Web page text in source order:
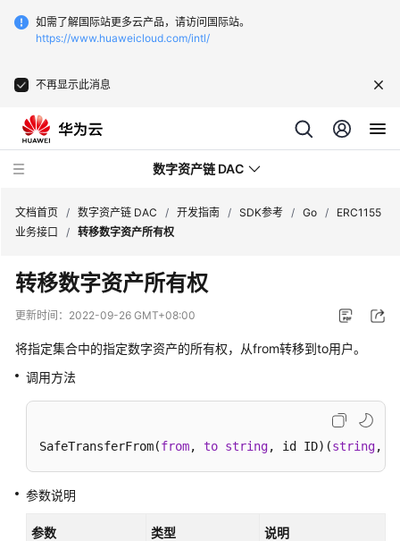
如需了解国际站更多云产品，请访问国际站。
https://www.huaweicloud.com/intl/
不再显示此消息
数字资产链 DAC
最
新
动
产
品
快
速
门
文档首页 / 数字资产链 DAC / 开发指南 / SDK参考 / Go /
ERC1155
业务接口
/ 转移数字资产所有权
转移数字资产所有权
更新时间： 2022-09-26 GMT+08:00
将指定集合中的指定数字资产的所有权，从from转移到to用户。
调用方法
SafeTransferFrom(from, to string, id ID)(string,
参数说明
参数 类型 说明